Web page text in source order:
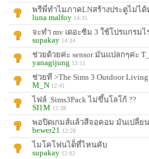
พรีพี่ทำไมภาคLNสร้างประตูไม่ได้
luna malfoy 14:35
จะทํา mv เดอะซิม 3 ใช้โปรแกรม
supakay 14:34
ช่วยด้วยค่ะ sensor มันแปลกๆค่ะ
yanagijung 13:11
ช่วยที >The Sims 3 Outdoor
M_N 12:41
ไฟล์ .Sims3Pack ไม่ขึ้นโลโก้ ??
SI1M 12:38
พอปิดเกมส์แล้วสีจอคอม มันเปลี่ย
bewer21
12:28
ไมโคโฟนได็ที่ไหนคับ
supakay 12:02